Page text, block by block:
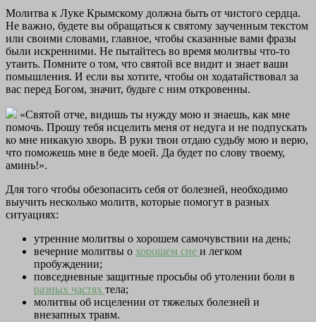
Молитва к Луке Крымскому должна быть от чистого сердца.
Не важно, будете вы обращаться к святому заученным текстом
или своими словами, главное, чтобы сказанные вами фразы
были искренними. Не пытайтесь во время молитвы что-то
утаить. Помните о том, что святой все видит и знает ваши
помышления. И если вы хотите, чтобы он ходатайствовал за
вас перед Богом, значит, будьте с ним откровенны.
«Святой отче, видишь ты нужду мою и знаешь, как мне
помочь. Прошу тебя исцелить меня от недуга и не подпускать
ко мне никакую хворь. В руки твои отдаю судьбу мою и верю,
что поможешь мне в беде моей. Да будет по слову твоему,
аминь!».
Для того чтобы обезопасить себя от болезней, необходимо
выучить несколько молитв, которые помогут в разных
ситуациях:
утренние молитвы о хорошем самочувствии на день;
вечерние молитвы о хорошем сне и легком
пробуждении;
повседневные защитные просьбы об утолении боли в
разных частях тела;
молитвы об исцелении от тяжелых болезней и
внезапных травм.